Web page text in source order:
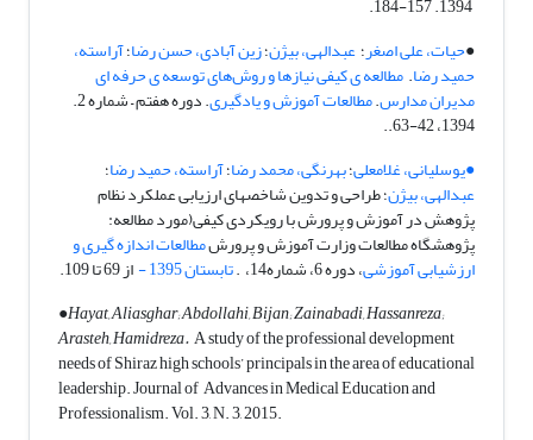
●حیات، علی اصغر؛عبدالهی، بیژن؛زین آبادی، حسن رضا؛آراسته،
حمید رضا.مطالعه ی کیفی نیازها و روش‌های توسعه ی حرفه ای
مدیران مدارس.مطالعات آموزش و یادگیری . دوره هفتم – شماره 2.
1394، 42-63..
●یوسلیانی، غلامعلی؛بهرنگی، محمد رضا؛آراسته، حمید رضا؛
عبدالهی، بیژن؛ طراحی و تدوین شاخصهای ارزیابی عملکرد نظام
پژوهش در آموزش و پرورش با رویکردی کیفی(مورد مطالعه:
پژوهشگاه مطالعات وزارت آموزش و پرورشمطالعات اندازه گیری و
ارزشیابی آموزشی، دوره 6، شماره14، . تابستان 1395 -
از 69 تا 109.
●Hayat, Aliasghar; Abdollahi, Bijan; Zainabadi, Hassanreza;
Arasteh, Hamidreza.A study of the professional development
needs of Shiraz high schools’ principals in the area of educational
leadership. Journal of Advances in Medical Education and
Professionalism. Vol. 3, N. 3, 2015.